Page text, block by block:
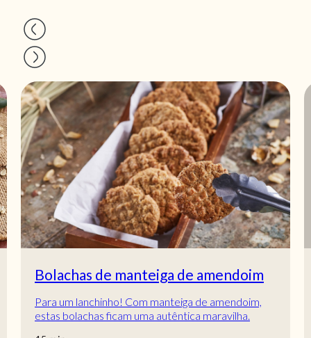
Bolachas de manteiga de amendoim
Para um lanchinho! Com manteiga de amendoim,
estas bolachas ficam uma autêntica maravilha.